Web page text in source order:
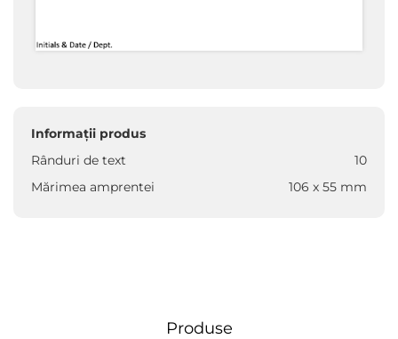
Informații produs
Rânduri de text
10
Mărimea amprentei
106 x 55 mm
Produse